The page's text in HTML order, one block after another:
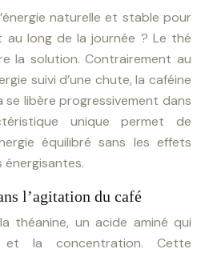
naturelle et stable pour
au long de la journée ? Le thé
la solution. Contrairement au
suivi d’une chute, la caféine
libère progressivement dans
unique permet de
équilibré sans les effets
énergisantes.
l’agitation du café
théanine, un acide aminé qui
et la concentration. Cette